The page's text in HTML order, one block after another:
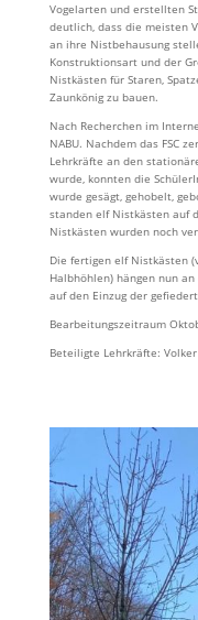
Vogelarten und erstellten
deutlich, dass die meisten
an ihre Nistbehausung
Konstruktionsart und der
Nistkästen für Staren,
Zaunkönig zu bauen.
Nach Recherchen im
NABU. Nachdem das FSC
Lehrkräfte an den
wurde, konnten die
wurde gesägt, gehobelt,
standen elf Nistkästen auf
Nistkästen wurden noch
Die fertigen elf Nistkästen
Halbhöhlen) hängen nun
auf den Einzug der
Bearbeitungszeitraum
Beteiligte Lehrkräfte: